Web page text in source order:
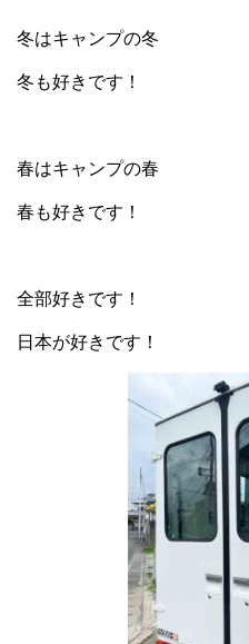
冬はキャンプの冬
冬も好きです！
春はキャンプの春
春も好きです！
全部好きです！
日本が好きです！